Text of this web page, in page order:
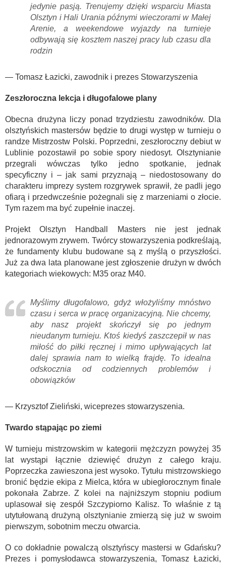
jedynie pasją. Trenujemy dzięki wsparciu Miasta
Olsztyn i Hali Urania późnymi wieczorami w Małej
Arenie, a weekendowe wyjazdy na turnieje
odbywają się kosztem naszej pracy lub czasu dla
rodzin
— Tomasz Łazicki, zawodnik i prezes Stowarzyszenia
Zeszłoroczna lekcja i długofalowe plany
Obecna drużyna liczy ponad trzydziestu zawodników. Dla
olsztyńskich mastersów będzie to drugi występ w turnieju o
randze Mistrzostw Polski. Poprzedni, zeszłoroczny debiut w
Lublinie pozostawił po sobie spory niedosyt. Olsztynianie
przegrali wówczas tylko jedno spotkanie, jednak
specyficzny i – jak sami przyznają – niedostosowany do
charakteru imprezy system rozgrywek sprawił, że padli jego
ofiarą i przedwcześnie pożegnali się z marzeniami o złocie.
Tym razem ma być zupełnie inaczej.
Projekt Olsztyn Handball Masters nie jest jednak
jednorazowym zrywem. Twórcy stowarzyszenia podkreślają,
że fundamenty klubu budowane są z myślą o przyszłości.
Już za dwa lata planowane jest zgłoszenie drużyn w dwóch
kategoriach wiekowych: M35 oraz M40.
Myślimy długofalowo, gdyż włożyliśmy mnóstwo
czasu i serca w pracę organizacyjną. Nie chcemy,
aby nasz projekt skończył się po jednym
nieudanym turnieju. Ktoś kiedyś zaszczepił w nas
miłość do piłki ręcznej i mimo upływających lat
dalej sprawia nam to wielką frajdę. To idealna
odskocznia od codziennych problemów i
obowiązków
— Krzysztof Zieliński, wiceprezes stowarzyszenia.
Twardo stąpając po ziemi
W turnieju mistrzowskim w kategorii mężczyzn powyżej 35
lat wystąpi łącznie dziewięć drużyn z całego kraju.
Poprzeczka zawieszona jest wysoko. Tytułu mistrzowskiego
bronić będzie ekipa z Mielca, która w ubiegłorocznym finale
pokonała Zabrze. Z kolei na najniższym stopniu podium
uplasował się zespół Szczypiorno Kalisz. To właśnie z tą
utytułowaną drużyną olsztynianie zmierzą się już w swoim
pierwszym, sobotnim meczu otwarcia.
O co dokładnie powalczą olsztyńscy mastersi w Gdańsku?
Prezes i pomysłodawca stowarzyszenia, Tomasz Łazicki,